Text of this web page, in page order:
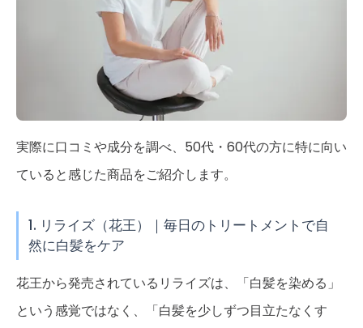
実際に口コミや成分を調べ、50代・60代の方に特に向い
ていると感じた商品をご紹介します。
1. リライズ（花王）｜毎日のトリートメントで自
然に白髪をケア
花王から発売されているリライズは、「白髪を染める」
という感覚ではなく、「白髪を少しずつ目立たなくす